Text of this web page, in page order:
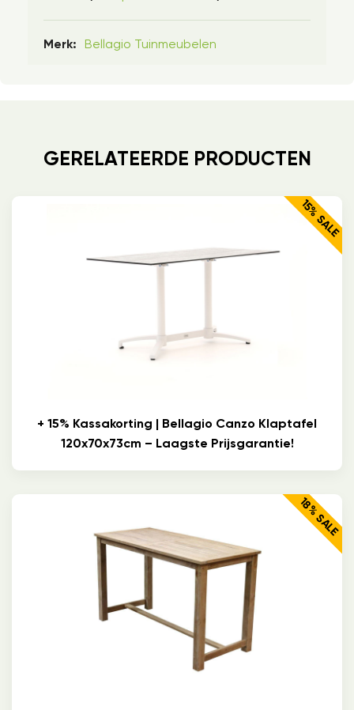
Merk: Bellagio Tuinmeubelen
GERELATEERDE PRODUCTEN
15% SALE
+ 15% Kassakorting | Bellagio Canzo Klaptafel
120x70x73cm – Laagste Prijsgarantie!
18% SALE